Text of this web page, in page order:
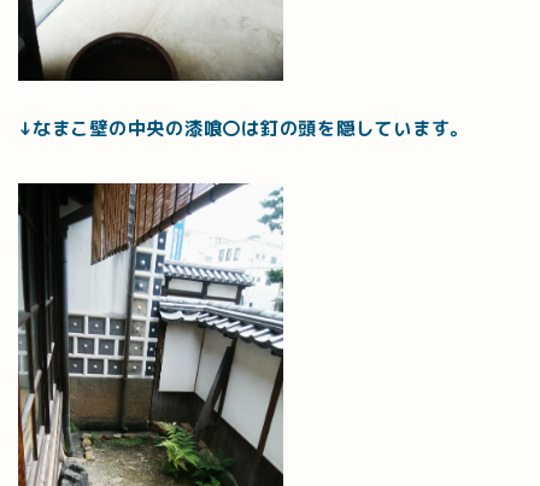
↓なまこ壁の中央の漆喰〇は釘の頭を隠しています。